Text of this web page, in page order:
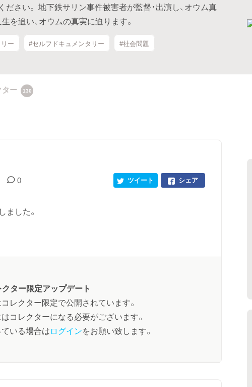
ださい。 地下鉄サリン事件被害者が監督・出演し、オウム真
を追い、オウムの真実に迫ります。
ー #セルフドキュメンタリー #社会問題
ター 130
0 シェア
ツイート
ました。
クター限定アップデート
レクター限定で公開されています。
コレクターになる必要がございます。
いる場合はログインをお願い致します。